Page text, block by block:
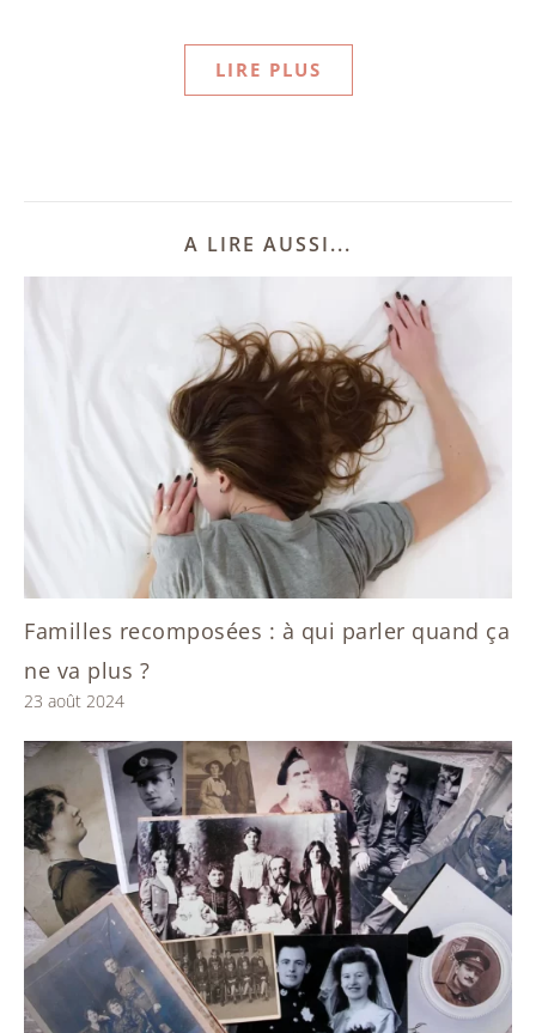
LIRE PLUS
A LIRE AUSSI...
Familles recomposées : à qui parler quand ça
ne va plus ?
23 août 2024